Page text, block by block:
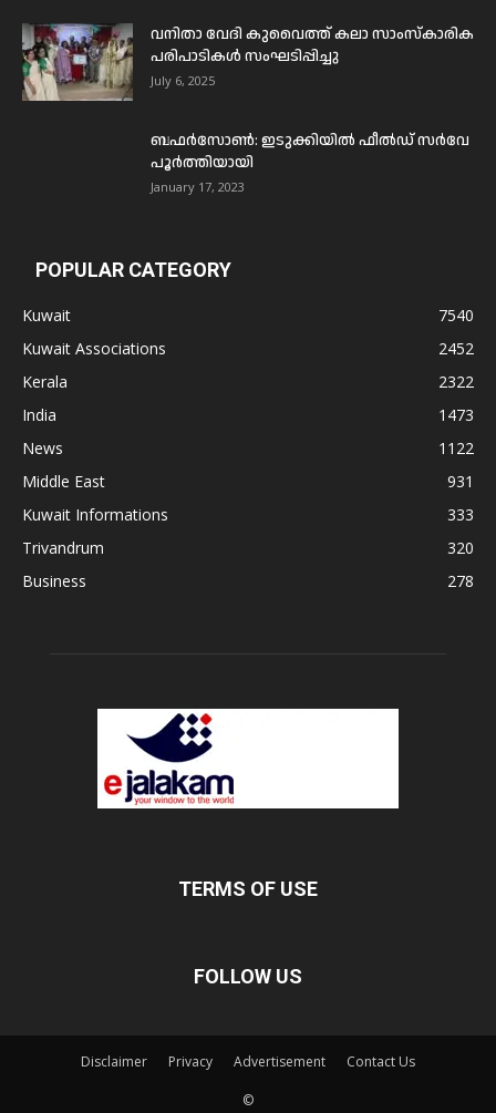
വനിതാ വേദി കുവൈത്ത് കലാ സാംസ്കാരിക
പരിപാടികൾ സംഘടിപ്പിച്ചു
July 6, 2025
ബഫര്‍സോണ്‍: ഇടുക്കിയില്‍ ഫീല്‍ഡ് സര്‍വേ
പൂര്‍ത്തിയായി
January 17, 2023
POPULAR CATEGORY
Kuwait
7540
Kuwait Associations
2452
Kerala
2322
India
1473
News
1122
Middle East
931
Kuwait Informations
333
Trivandrum
320
Business
278
TERMS OF USE
FOLLOW US
Disclaimer Privacy Advertisement Contact Us
©